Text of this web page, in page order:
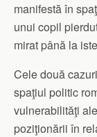
manifestă în
unui copil
mirat până la
Cele două
spaţiul politic
vulnerabilităţi
poziţionării în